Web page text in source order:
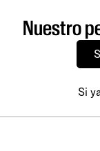
Nuestro
Si